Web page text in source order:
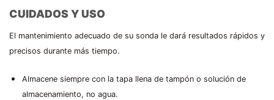
CUIDADOS Y USO
El mantenimiento adecuado de su sonda le dará resultados rápidos y
precisos durante más tiempo.
Almacene siempre con la tapa llena de tampón o solución de
almacenamiento, no agua.